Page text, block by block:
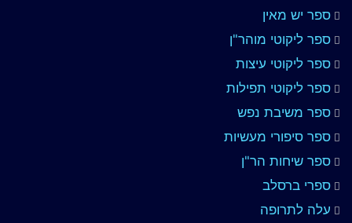
ספר יש מאין
ספר ליקוטי מוהר"ן
ספר ליקוטי עיצות
ספר ליקוטי תפילות
ספר משיבת נפש
ספר סיפורי מעשיות
ספר שיחות הר"ן
ספרי ברסלב
עלה לתרופה